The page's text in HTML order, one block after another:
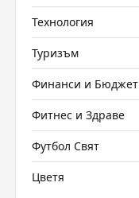
Технология
Туризъм
Финанси и Бюджет
Фитнес и Здраве
Футбол Свят
Цветя